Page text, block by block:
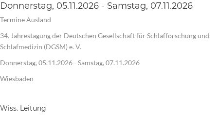
Donnerstag, 05.11.2026 - Samstag, 07.11.2026
Termine Ausland
34. Jahrestagung der Deutschen Gesellschaft für Schlafforschung und
Schlafmedizin (DGSM) e. V.
Donnerstag, 05.11.2026 - Samstag, 07.11.2026
Wiesbaden
Wiss. Leitung